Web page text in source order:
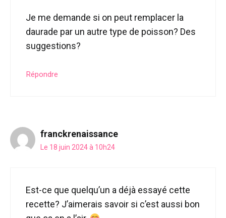
Je me demande si on peut remplacer la
daurade par un autre type de poisson? Des
suggestions?
Répondre
franckrenaissance
Le 18 juin 2024 à 10h24
Est-ce que quelqu’un a déjà essayé cette
recette? J’aimerais savoir si c’est aussi bon